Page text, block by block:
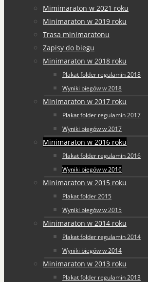
Mimimaraton w 2021 roku
Minimaraton w 2019 roku
Trasa minimaratonu
Zapisy do biegu
Minimaraton w 2018 roku
Plakat folder regulamin 2018
Wyniki biegów w 2018
Minimaraton w 2017 roku
Plakat folder regulamin 2017
Wyniki biegów w 2017
Minimaraton w 2016 roku
Plakat folder regulamin 2016
Wyniki biegów w 2016
Minimaraton w 2015 roku
Plakat folder 2015
Wyniki biegów w 2015
Minimaraton w 2014 roku
Plakat folder regulamin 2014
Wyniki biegów w 2014
Minimaraton w 2013 roku
Plakat folder regulamin 2013